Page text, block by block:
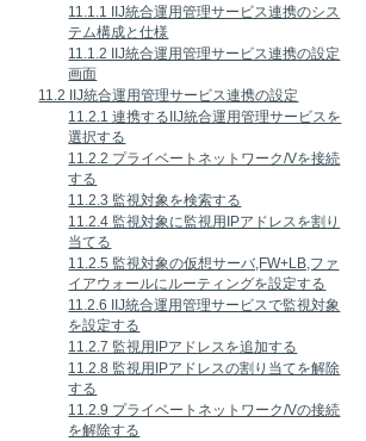
11.1.1 IIJ統合運用管理サービス連携のシス
テム構成と仕様
11.1.2 IIJ統合運用管理サービス連携の設定
画面
11.2 IIJ統合運用管理サービス連携の設定
11.2.1 連携するIIJ統合運用管理サービスを
選択する
11.2.2 プライベートネットワーク/Vを接続
する
11.2.3 監視対象を検索する
11.2.4 監視対象に監視用IPアドレスを割り
当てる
11.2.5 監視対象の仮想サーバ,FW+LB,ファ
イアウォールにルーティングを設定する
11.2.6 IIJ統合運用管理サービスで監視対象
を設定する
11.2.7 監視用IPアドレスを追加する
11.2.8 監視用IPアドレスの割り当てを解除
する
11.2.9 プライベートネットワーク/Vの接続
を解除する